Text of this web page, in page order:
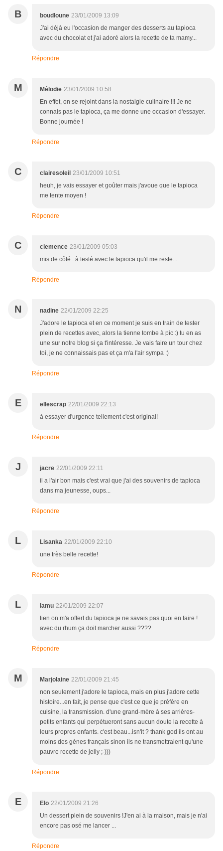
B boudloune 23/01/2009 13:09
J'ai déjà eu l'occasion de manger des desserts au tapioca
avec du chocolat et j'ai adoré alors la recette de ta mamy...
Répondre
M Mélodie 23/01/2009 10:58
En effet, on se rejoint dans la nostalgie culinaire !!! Je ne
connais pas le tapioca, ça me donne une occasion d'essayer.
Bonne journée !
Répondre
C clairesoleil 23/01/2009 10:51
heuh, je vais essayer et goûter mais j'avoue que le tapioca
me tente moyen !
Répondre
C clemence 23/01/2009 05:03
mis de côté : à testé avec le tapioca qu'il me reste...
Répondre
N nadine 22/01/2009 22:25
J'adore le tapioca et en ce moment je suis en train de tester
plein de recettes avec, alors la tienne tombe à pic :) tu en as
une sur notre blog si ça t'intéresse. Je vais faire un tour chez
toi, je ne connaissais pas et ça m'a l'air sympa :)
Répondre
E ellescrap 22/01/2009 22:13
à essayer d'urgence tellement c'est original!
Répondre
J jacre 22/01/2009 22:11
il a l'air bon mais c'est vrai que j'ai des souvenirs de tapioca
dans ma jeunesse, oups...
Répondre
L Lisanka 22/01/2009 22:10
une très belle recette!
Répondre
L lamu 22/01/2009 22:07
tien on m'a offert du tapioca je ne savais pas quoi en faire !
avec du rhum ça doit marcher aussi ????
Répondre
M Marjolaine 22/01/2009 21:45
non seulement j'adore le tapioca, mais en plus j'adore cette
histoire...en fait, je pense que c'est ce que je préfère en
cuisine, la transmission. d'une grand-mère à ses arrières-
petits enfants qui perpétueront sans aucun doute la recette à
leurs propres enfants. c'est beau...isn'it ? thank god ils ont au
moins des gènes français sinon ils ne transmettraient qu'une
pauvre recette de jelly ;-)))
Répondre
E Elo 22/01/2009 21:26
Un dessert plein de souvenirs !J'en ai à la maison, mais je n'ai
encore pas osé me lancer ...
Répondre